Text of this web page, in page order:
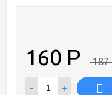
160 Р 187
- +